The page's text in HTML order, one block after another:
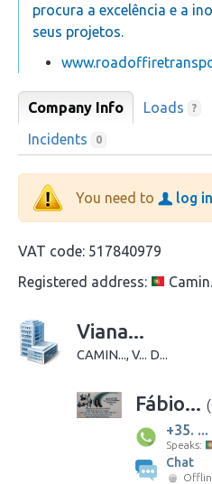
procura a excelência e a
seus projetos.
Company Info Loads ?
Incidents 0
You need to log in
VAT code: 517840979
Registered address:
Viana...
CAMIN..., V... D...
Fábio...
+35. ...
Speaks:
Chat